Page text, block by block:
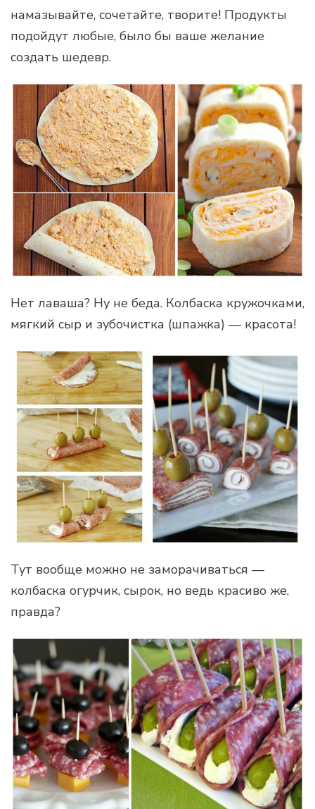
намазывайте, сочетайте, творите! Продукты
подойдут любые, было бы ваше желание
создать шедевр.
Нет лаваша? Ну не беда. Колбаска кружочками,
мягкий сыр и зубочистка (шпажка) — красота!
Тут вообще можно не заморачиваться —
колбаска огурчик, сырок, но ведь красиво же,
правда?